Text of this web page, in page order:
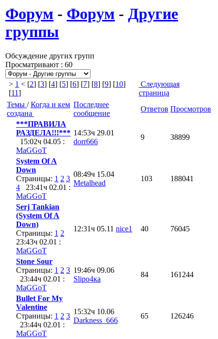
Форум - Форум - Другие
группы
Обсуждение других групп
Просматривают : 60
> 1 < [2] [3] [4] [5] [6] [7] [8] [9] [10]
[11]
Следующая
страница
Темы /Когда и кем
создана
Последнее
сообщение
Ответов Просмотров
***ПРАВИЛА
РАЗДЕЛА!!!***
15:02ч 04.05 :
MaGGoT
14:53ч 29.01
dorr666
9 38899
System Of A
Down
Страницы: 1 2 3
4 23:41ч 02.01 :
MaGGoT
08:49ч 15.04
Metalhead
103 188041
Serj Tankian
(System Of A
Down)
Страницы: 1 2
23:43ч 02.01 :
MaGGoT
12:31ч 05.11 nice1 40 76045
Stone Sour
Страницы: 1 2 3
23:44ч 02.01 :
MaGGoT
19:46ч 09.06
Slipо4ка
84 161244
Bullet For My
Valentine
Страницы: 1 2 3
23:44ч 02.01 :
MaGGoT
15:32ч 10.06
Darkness_666
65 126246